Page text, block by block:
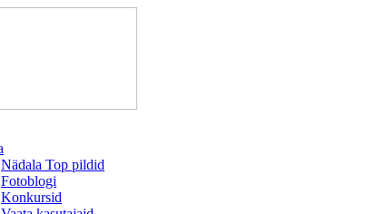
Nädala Top pildid
Fotoblogi
Konkursid